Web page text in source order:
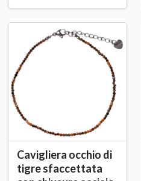
Cavigliera occhio di
tigre sfaccettata